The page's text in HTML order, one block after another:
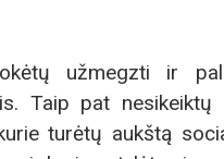
užmegzti ir
Taip pat
turėtų aukštą